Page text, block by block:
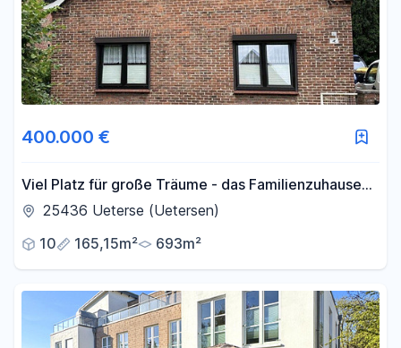
400.000 €
Viel Platz für große Träume - das Familienzuhause
wartet
25436 Ueterse (Uetersen)
10
165,15m² 693m²